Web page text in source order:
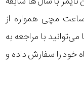
مچی همواره از
با مراجعه به
را سفارش داده و